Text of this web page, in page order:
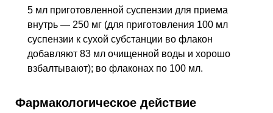
M86Остеомиелит
N12Тубулоинтерстициальный нефрит, не
уточненный как острый или хронический
N30Цистит
установленной локализации
5 мл приготовленной суспензии для приема
внутрь — 250 мг (для приготовления 100 мл
суспензии к сухой субстанции во флакон
добавляют 83 мл очищенной воды и хорошо
взбалтывают); во флаконах по 100 мл.
Фармакологическое действие